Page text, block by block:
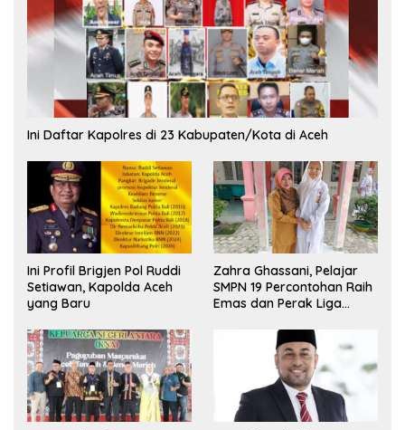
Ini Daftar Kapolres di 23 Kabupaten/Kota di Aceh
Ini Profil Brigjen Pol Ruddi
Setiawan, Kapolda Aceh
yang Baru
Zahra Ghassani, Pelajar
SMPN 19 Percontohan Raih
Emas dan Perak Liga